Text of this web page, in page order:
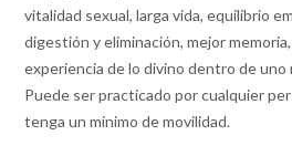
vitalidad sexual, larga vida, equilibrio
digestión y eliminación, mejor
experiencia de lo divino dentro de uno
Puede ser practicado por cualquier
tenga un mínimo de movilidad.